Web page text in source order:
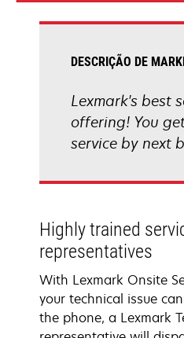
DESCRIÇÃO DE
Lexmark's best
offering! You
service by next
Highly trained
representatives
With Lexmark Onsite
your technical issue
the phone, a Lexmark